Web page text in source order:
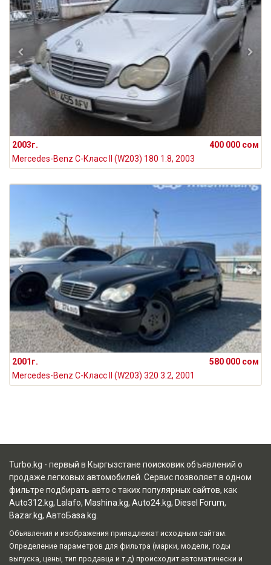
2003г.
400 000 сом
Mercedes-Benz C-Класс II (W203) 180 1.8, 2003
2001г.
580 000 сом
Mercedes-Benz C-Класс II (W203) 320 3.2, 2001
Turbo.kg - первый в Кыргызстане поисковик объявлений о
продаже легковых автомобилей. Сервис позволяет в одном
фильтре подбирать авто с таких популярных сайтов, как
Auto312.kg, Lalafo, Mashina.kg, Auto24.kg, Diesel Forum,
Bazar.kg, АвтоБаза.kg
Объявления и изображения принадлежат исходным сайтам.
Определение параметров для фильтра (марки, модели, годы
выпуска, цены, тип продавца и т.д) происходит автоматически и